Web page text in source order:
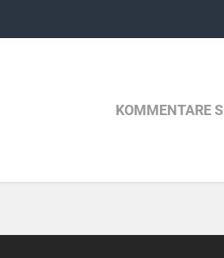
KOMMENTARE